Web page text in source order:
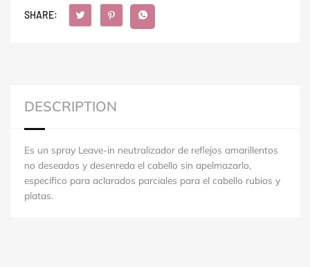
SHARE:
DESCRIPTION
Es un spray Leave-in neutralizador de reflejos amarillentos
no deseados y desenreda el cabello sin apelmazarlo,
específico para aclarados parciales para el cabello rubios y
platas.